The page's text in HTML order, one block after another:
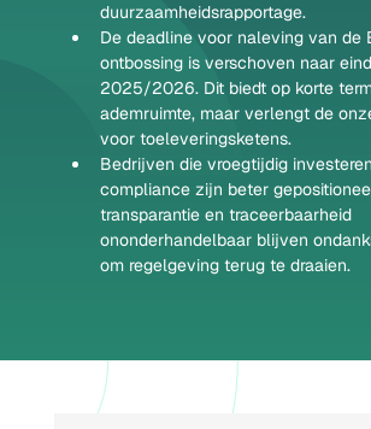
duurzaamheidsrapportage.
De deadline voor naleving van de
ontbossing is verschoven naar eind
2025/2026. Dit biedt op korte
ademruimte, maar verlengt de
voor toeleveringsketens.
Bedrijven die vroegtijdig
compliance zijn beter
transparantie en traceerbaarheid
ononderhandelbaar blijven
om regelgeving terug te draaien.